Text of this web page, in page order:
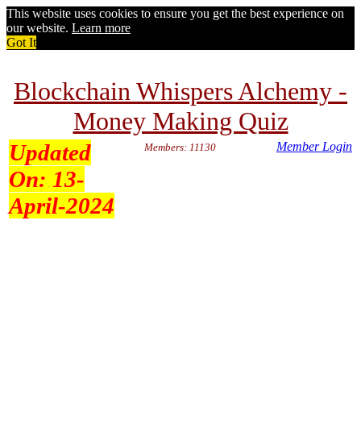
This website uses cookies to ensure you get the best experience on
our website. Learn more
Got It
Blockchain Whispers Alchemy -
Money Making Quiz
Updated
On: 13-
April-2024
Members: 11130 Member Login